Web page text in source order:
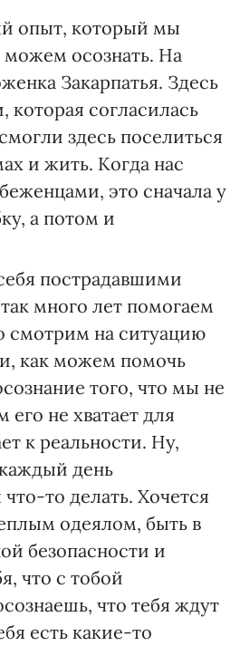
опыт, который мы
осознать. На
Закарпатья. Здесь
которая согласилась
здесь поселиться
и жить. Когда нас
это сначала у
а потом и
пострадавшими
много лет помогаем
смотрим на ситуацию
как можем помочь
того, что мы не
его не хватает для
к реальности. Ну,
день
то делать. Хочется
одеялом, быть в
безопасности и
что с тобой
что тебя ждут
есть какие-то